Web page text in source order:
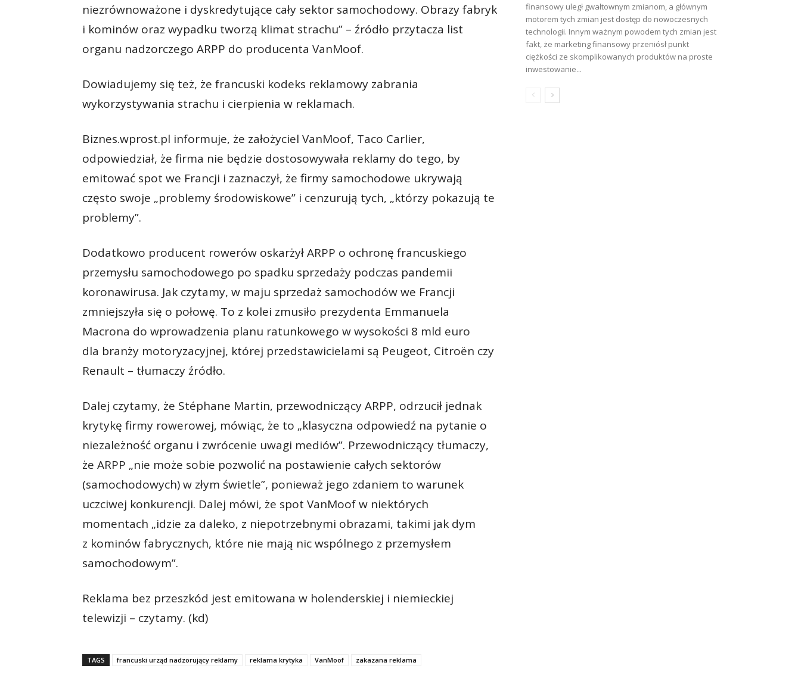
niezrównoważone i dyskredytujące cały sektor samochodowy. Obrazy fabryk
i kominów oraz wypadku tworzą klimat strachu” – źródło przytacza list
organu nadzorczego ARPP do producenta VanMoof.
Dowiadujemy się też, że francuski kodeks reklamowy zabrania
wykorzystywania strachu i cierpienia w reklamach.
Biznes.wprost.pl informuje, że założyciel VanMoof, Taco Carlier,
odpowiedział, że firma nie będzie dostosowywała reklamy do tego, by
emitować spot we Francji i zaznaczył, że firmy samochodowe ukrywają
często swoje „problemy środowiskowe” i cenzurują tych, „którzy pokazują te
problemy”.
Dodatkowo producent rowerów oskarżył ARPP o ochronę francuskiego
przemysłu samochodowego po spadku sprzedaży podczas pandemii
koronawirusa. Jak czytamy, w maju sprzedaż samochodów we Francji
zmniejszyła się o połowę. To z kolei zmusiło prezydenta Emmanuela
Macrona do wprowadzenia planu ratunkowego w wysokości 8 mld euro
dla branży motoryzacyjnej, której przedstawicielami są Peugeot, Citroën czy
Renault – tłumaczy źródło.
Dalej czytamy, że Stéphane Martin, przewodniczący ARPP, odrzucił jednak
krytykę firmy rowerowej, mówiąc, że to „klasyczna odpowiedź na pytanie o
niezależność organu i zwrócenie uwagi mediów”. Przewodniczący tłumaczy,
że ARPP „nie może sobie pozwolić na postawienie całych sektorów
(samochodowych) w złym świetle”, ponieważ jego zdaniem to warunek
uczciwej konkurencji. Dalej mówi, że spot VanMoof w niektórych
momentach „idzie za daleko, z niepotrzebnymi obrazami, takimi jak dym
z kominów fabrycznych, które nie mają nic wspólnego z przemysłem
samochodowym”.
Reklama bez przeszkód jest emitowana w holenderskiej i niemieckiej
telewizji – czytamy. (kd)
TAGS francuski urząd nadzorujący reklamy reklama krytyka VanMoof zakazana reklama
finansowy uległ gwałtownym zmianom, a głównym
motorem tych zmian jest dostęp do nowoczesnych
technologii. Innym ważnym powodem tych zmian jest
fakt, że marketing finansowy przeniósł punkt
ciężkości ze skomplikowanych produktów na proste
inwestowanie...